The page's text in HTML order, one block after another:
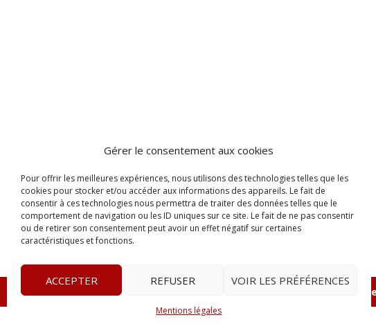
Gérer le consentement aux cookies
Pour offrir les meilleures expériences, nous utilisons des technologies telles que les
cookies pour stocker et/ou accéder aux informations des appareils. Le fait de
consentir à ces technologies nous permettra de traiter des données telles que le
comportement de navigation ou les ID uniques sur ce site. Le fait de ne pas consentir
ou de retirer son consentement peut avoir un effet négatif sur certaines
caractéristiques et fonctions.
ACCEPTER REFUSER VOIR LES PRÉFÉRENCES
Mentions légales
Le Legis Zone Franche Cité Dillon 365 B